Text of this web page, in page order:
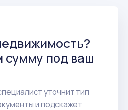
сумму под ваш
уточнит тип
и подскажет